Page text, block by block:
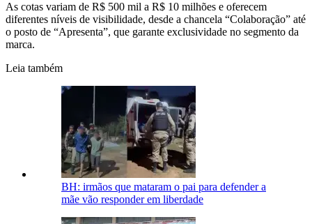
As cotas variam de R$ 500 mil a R$ 10 milhões e oferecem
diferentes níveis de visibilidade, desde a chancela “Colaboração” até
o posto de “Apresenta”, que garante exclusividade no segmento da
marca.
Leia também
BH: irmãos que mataram o pai para defender a
mãe vão responder em liberdade